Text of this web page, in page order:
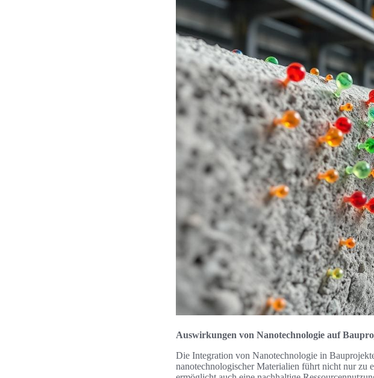
Auswirkungen von Nanotechnologie auf
Die Integration von Nanotechnologie in
nanotechnologischer Materialien führt nicht nur zu